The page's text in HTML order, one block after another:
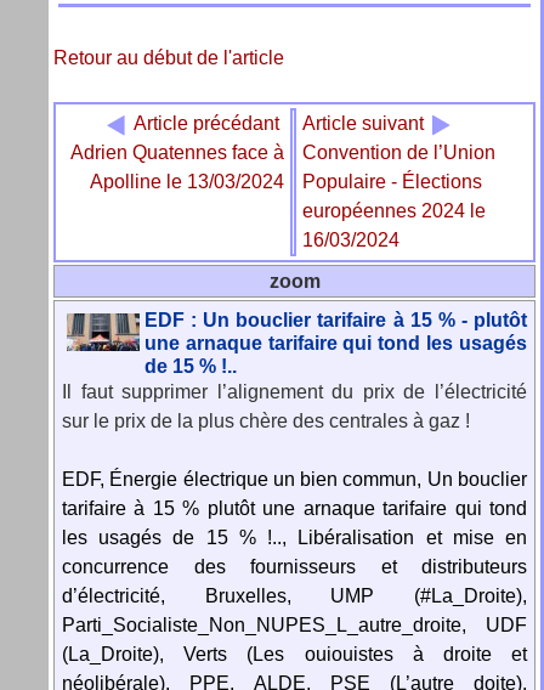
Retour au début de l'article
Article précédant
Adrien Quatennes face à
Apolline le 13/03/2024
Article suivant
Convention de l’Union
Populaire - Élections
européennes 2024 le
16/03/2024
zoom
EDF : Un bouclier tarifaire à 15 % - plutôt
une arnaque tarifaire qui tond les usagés
de 15 % !..
Il faut supprimer l’alignement du prix de l’électricité
sur le prix de la plus chère des centrales à gaz !
EDF, Énergie électrique un bien commun, Un bouclier
tarifaire à 15 % plutôt une arnaque tarifaire qui tond
les usagés de 15 % !.., Libéralisation et mise en
concurrence des fournisseurs et distributeurs
d’électricité, Bruxelles, UMP (#La_Droite),
Parti_Socialiste_Non_NUPES_L_autre_droite, UDF
(La_Droite), Verts (Les ouiouistes à droite et
néolibérale), PPE, ALDE, PSE (L’autre doite),